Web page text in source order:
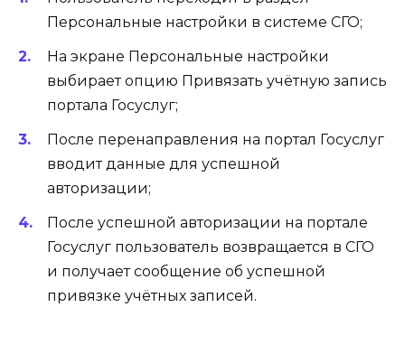
Персональные настройки в системе СГО;
На экране Персональные настройки
выбирает опцию Привязать учётную запись
портала Госуслуг;
После перенаправления на портал Госуслуг
вводит данные для успешной
авторизации;
После успешной авторизации на портале
Госуслуг пользователь возвращается в СГО
и получает сообщение об успешной
привязке учётных записей.